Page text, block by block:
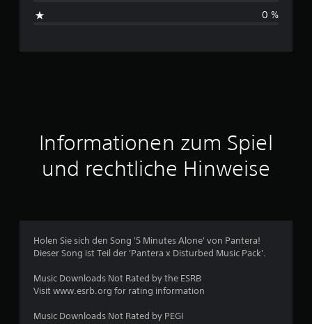
B
w
t
u
g
e
0 %
Informationen zum Spiel
und rechtliche Hinweise
Holen Sie sich den Song '5 Minutes Alone' von Pantera!
Dieser Song ist Teil der 'Pantera x Disturbed Music Pack'.
Music Downloads Not Rated by the ESRB
Visit www.esrb.org for rating information
Music Downloads Not Rated by PEGI